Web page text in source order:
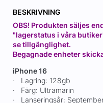
BESKRIVNING
OBS! Produkten säljes
"lagerstatus i våra
se tillgänglighet.
Begagnade enheter
iPhone 16
· Lagring: 128gb
· Färg: Ultramarin
· Lanseringsår: